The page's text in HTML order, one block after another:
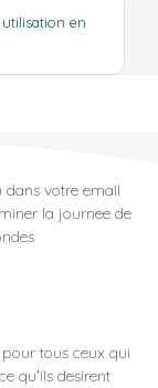
en
dans votre email
la journee de
tous ceux qui
qu'ils desirent